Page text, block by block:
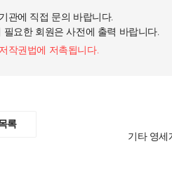
관에 직접 문의 바랍니다.
요한 회원은 사전에 출력 바랍니다.
작권법에 저촉됩니다.
록